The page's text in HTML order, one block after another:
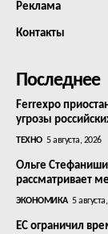
Реклама
Контакты
Последнее
Ferrexpo
угрозы
ТЕХНО 5 августа, 2026
Ольге
рассматривает
ЭКОНОМИКА 5
ЕС ограничил